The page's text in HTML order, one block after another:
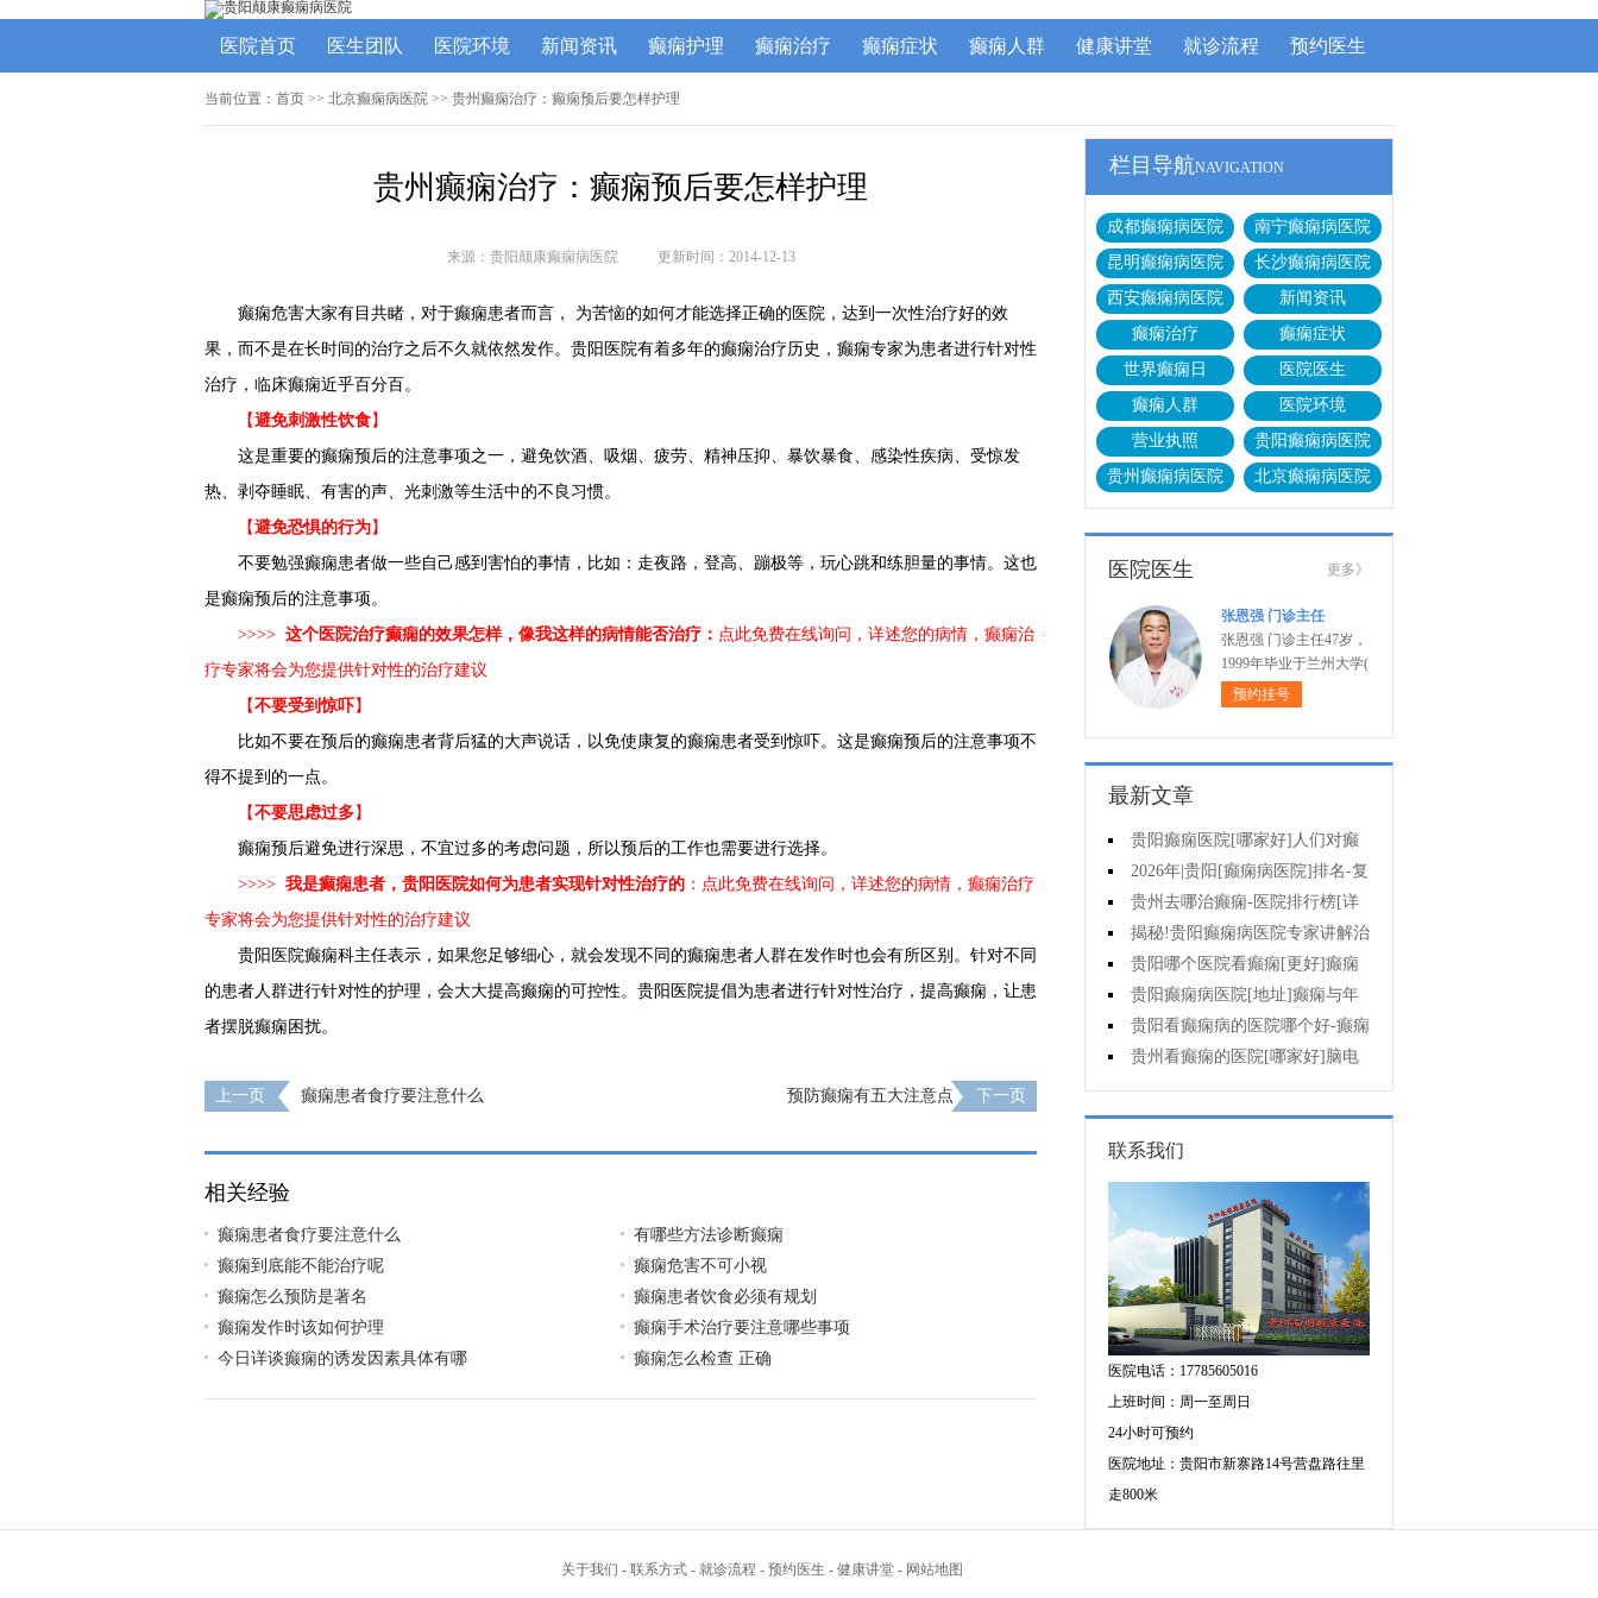
医院首页 医生团队 医院环境 新闻资讯 癫痫护理 癫痫治疗 癫痫症状 癫痫人群 健康讲堂 就诊流程 预约医生
当前位置： 首页 >> 北京癫痫病医院 >> 贵州癫痫治疗：癫痫预后要怎样护理
贵州癫痫治疗：癫痫预后要怎样护理
来源：贵阳颠康癫痫病医院 更新时间：2014-12-13
癫痫危害大家有目共睹，对于癫痫患者而言， 为苦恼的如何才能选择正确的医院，达到一次性治疗好的效
果，而不是在长时间的治疗之后不久就依然发作。贵阳医院有着多年的癫痫治疗历史，癫痫专家为患者进行针对性
治疗，临床癫痫近乎百分百。
【避免刺激性饮食】
这是重要的癫痫预后的注意事项之一，避免饮酒、吸烟、疲劳、精神压抑、暴饮暴食、感染性疾病、受惊发
热、剥夺睡眠、有害的声、光刺激等生活中的不良习惯。
【避免恐惧的行为】
不要勉强癫痫患者做一些自己感到害怕的事情，比如：走夜路，登高、蹦极等，玩心跳和练胆量的事情。这也
是癫痫预后的注意事项。
>>>> 这个医院治疗癫痫的效果怎样，像我这样的病情能否治疗： 点此免费在线询问，详述您的病情，癫痫治
疗专家将会为您提供针对性的治疗建议
【不要受到惊吓】
比如不要在预后的癫痫患者背后猛的大声说话，以免使康复的癫痫患者受到惊吓。这是癫痫预后的注意事项不
得不提到的一点。
【不要思虑过多】
癫痫预后避免进行深思，不宜过多的考虑问题，所以预后的工作也需要进行选择。
>>>> 我是癫痫患者，贵阳医院如何为患者实现针对性治疗的 ：点此免费在线询问，详述您的病情，癫痫治疗
专家将会为您提供针对性的治疗建议
贵阳医院癫痫科主任表示，如果您足够细心，就会发现不同的癫痫患者人群在发作时也会有所区别。针对不同
的患者人群进行针对性的护理，会大大提高癫痫的可控性。贵阳医院提倡为患者进行针对性治疗，提高癫痫，让患
者摆脱癫痫困扰。
上一页 癫痫患者食疗要注意什么 预防癫痫有五大注意点 下一页
相关经验
癫痫患者食疗要注意什么
有哪些方法诊断癫痫
癫痫到底能不能治疗呢
癫痫危害不可小视
癫痫怎么预防是著名
癫痫患者饮食必须有规划
癫痫发作时该如何护理
癫痫手术治疗要注意哪些事项
今日详谈癫痫的诱发因素具体有哪
癫痫怎么检查 正确
栏目导航NAVIGATION
成都癫痫病医院
南宁癫痫病医院
昆明癫痫病医院
长沙癫痫病医院
西安癫痫病医院
新闻资讯
癫痫治疗
癫痫症状
世界癫痫日
医院医生
癫痫人群
医院环境
营业执照
贵阳癫痫病医院
贵州癫痫病医院
北京癫痫病医院
医院医生 更多》
张恩强 门诊主任
张恩强 门诊主任47岁，
1999年毕业于兰州大学(
预约挂号
最新文章
贵阳癫痫医院[哪家好]人们对癫
痫的认识会出现哪些误区?
2026年|贵阳[癫痫病医院]排名-复
杂癫痫的早期症状是什么?
贵州去哪治癫痫-医院排行榜[详
细排名]癫痫对孩子有哪些影响?
揭秘!贵阳癫痫病医院专家讲解治
疗癫痫的有效方法有哪些?
贵阳哪个医院看癫痫[更好]癫痫
大发作有哪些症状?
贵阳癫痫病医院[地址]癫痫与年
龄有关吗?
贵阳看癫痫病的医院哪个好-癫痫
病发能强行喂药吗?
贵州看癫痫的医院[哪家好]脑电
图异常原因是什么?
联系我们
医院电话：17785605016
上班时间：周一至周日
24小时可预约
医院地址：贵阳市新寨路14号营盘路往里
走800米
关于我们 - 联系方式 - 就诊流程 - 预约医生 - 健康讲堂 - 网站地图